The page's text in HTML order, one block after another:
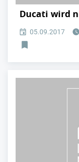
Ducati wird
05.09.2017